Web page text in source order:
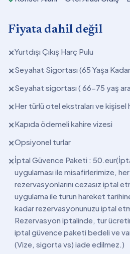
Fiyata dahil değil
✕Yurtdışı Çıkış Harç Pulu
✕Seyahat Sigortası (65 Yaşa
✕Seyahat sigortası ( 66-75 yaş
✕Her türlü otel ekstraları ve kişisel
✕Kapıda ödemeli kahire vizesi
✕Opsiyonel turlar
✕İptal Güvence Paketi :
uygulaması ile misafirlerimize,
rezervasyonlarını cezasız iptal
uygulama ile turun hareket
kadar rezervasyonunuzu iptal
Rezervasyon iptalinde, tur
iptal güvence paketi bedeli ve
(Vize, sigorta vs) iade edilmez.)